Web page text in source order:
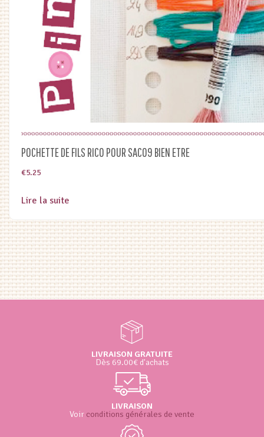
POCHETTE DE FILS RICO POUR SAC09 BIEN ETRE
€5.25
Lire la suite
LIVRAISON GRATUITE
Dès 69.00€ d'achats
LIVRAISON
Voir conditions générales de vente